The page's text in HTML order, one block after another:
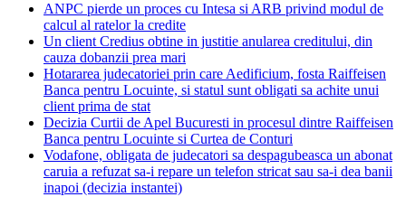
ANPC pierde un proces cu Intesa si ARB privind modul de
calcul al ratelor la credite
Un client Credius obtine in justitie anularea creditului, din
cauza dobanzii prea mari
Hotararea judecatoriei prin care Aedificium, fosta Raiffeisen
Banca pentru Locuinte, si statul sunt obligati sa achite unui
client prima de stat
Decizia Curtii de Apel Bucuresti in procesul dintre Raiffeisen
Banca pentru Locuinte si Curtea de Conturi
Vodafone, obligata de judecatori sa despagubeasca un abonat
caruia a refuzat sa-i repare un telefon stricat sau sa-i dea banii
inapoi (decizia instantei)